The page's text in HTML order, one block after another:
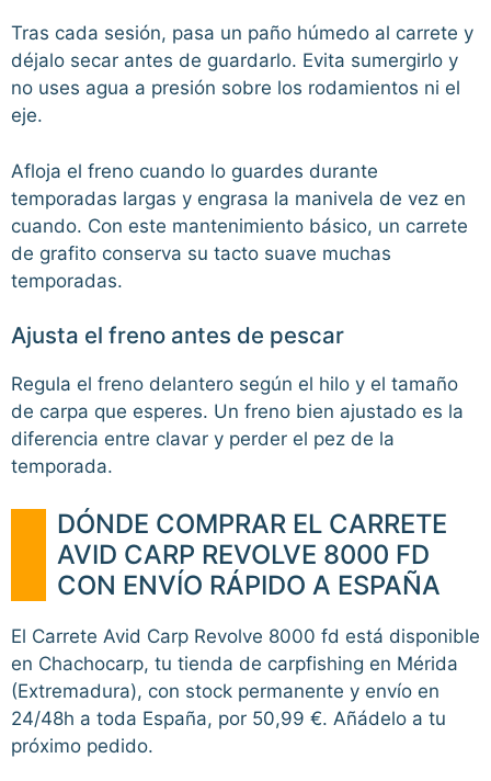
Tras cada sesión, pasa un paño húmedo al carrete y
déjalo secar antes de guardarlo. Evita sumergirlo y
no uses agua a presión sobre los rodamientos ni el
eje.
Afloja el freno cuando lo guardes durante
temporadas largas y engrasa la manivela de vez en
cuando. Con este mantenimiento básico, un carrete
de grafito conserva su tacto suave muchas
temporadas.
Ajusta el freno antes de pescar
Regula el freno delantero según el hilo y el tamaño
de carpa que esperes. Un freno bien ajustado es la
diferencia entre clavar y perder el pez de la
temporada.
DÓNDE COMPRAR EL CARRETE
AVID CARP REVOLVE 8000 FD
CON ENVÍO RÁPIDO A ESPAÑA
El Carrete Avid Carp Revolve 8000 fd está disponible
en Chachocarp, tu tienda de carpfishing en Mérida
(Extremadura), con stock permanente y envío en
24/48h a toda España, por 50,99 €. Añádelo a tu
próximo pedido.